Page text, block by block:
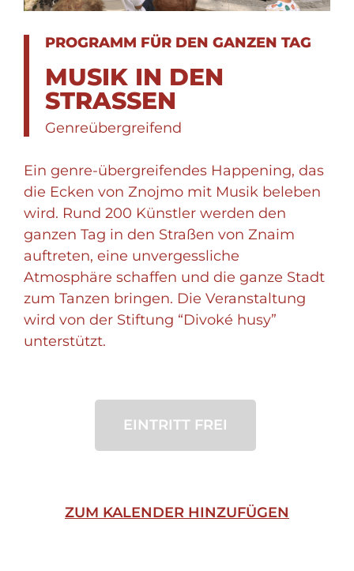
PROGRAMM FÜR DEN GANZEN TAG
MUSIK IN DEN
STRASSEN
Genreübergreifend
Ein genre-übergreifendes Happening, das
die Ecken von Znojmo mit Musik beleben
wird. Rund 200 Künstler werden den
ganzen Tag in den Straßen von Znaim
auftreten, eine unvergessliche
Atmosphäre schaffen und die ganze Stadt
zum Tanzen bringen. Die Veranstaltung
wird von der Stiftung “Divoké husy”
unterstützt.
EINTRITT FREI
ZUM KALENDER HINZUFÜGEN